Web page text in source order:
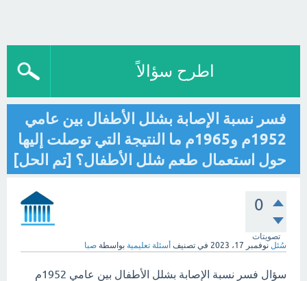
اطرح سؤالاً
فسر نسبة الإصابة بشلل الأطفال بين عامي
1952م و1965م ما النتيجة التي توصلت إليها
حول استعمال طعم شلل الأطفال؟ [تم الحل]
0
تصويتات
سُئل نوفمبر 17، 2023 في تصنيف أسئلة تعليمية بواسطة صبا
سؤال فسر نسبة الإصابة بشلل الأطفال بين عامي 1952م